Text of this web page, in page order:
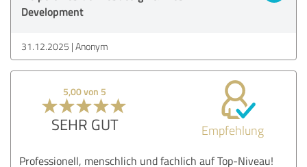
Development
31.12.2025 Anonym
5,00 von 5
SEHR GUT Empfehlung
Professionell, menschlich und fachlich auf Top-Niveau!